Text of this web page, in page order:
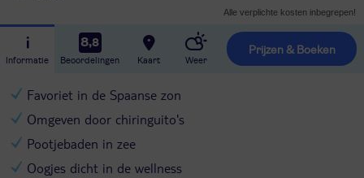
Alle verplichte kosten inbegrepen!
Informatie
8,8
Beoordelingen Kaart Weer
Prijzen & Boeken
Favoriet in de Spaanse zon
Omgeven door chiringuito's
Pootjebaden in zee
Oogjes dicht in de wellness